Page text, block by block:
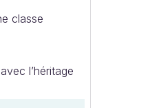
classe
l’héritage